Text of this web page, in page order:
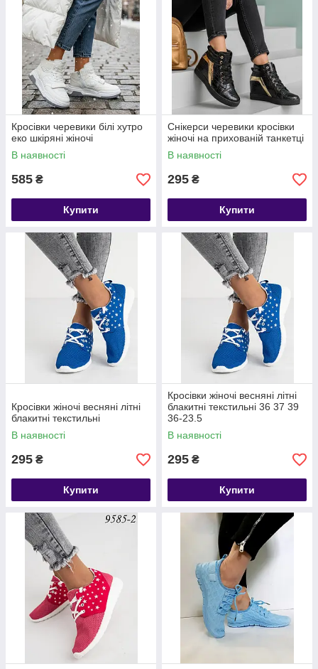
Кросівки черевики білі хутро
еко шкіряні жіночі
В наявності
585 ₴
Купити
Снікерси черевики кросівки
жіночі на прихованій танкетці
В наявності
295 ₴
Купити
Кросівки жіночі весняні літні
блакитні текстильні
В наявності
295 ₴
Купити
Кросівки жіночі весняні літні
блакитні текстильні 36 37 39
36-23.5
В наявності
295 ₴
Купити